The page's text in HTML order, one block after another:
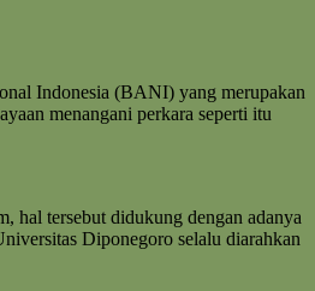
Indonesia (BANI) yang merupakan
menangani perkara seperti itu
hal tersebut didukung dengan adanya
Diponegoro selalu diarahkan